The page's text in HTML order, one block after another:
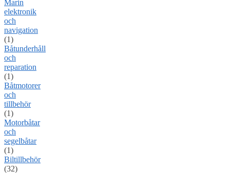
Marin
elektronik
och
navigation
(1)
Båtunderhåll
och
reparation
(1)
Båtmotorer
och
tillbehör
(1)
Motorbåtar
och
segelbåtar
(1)
Biltillbehör
(32)